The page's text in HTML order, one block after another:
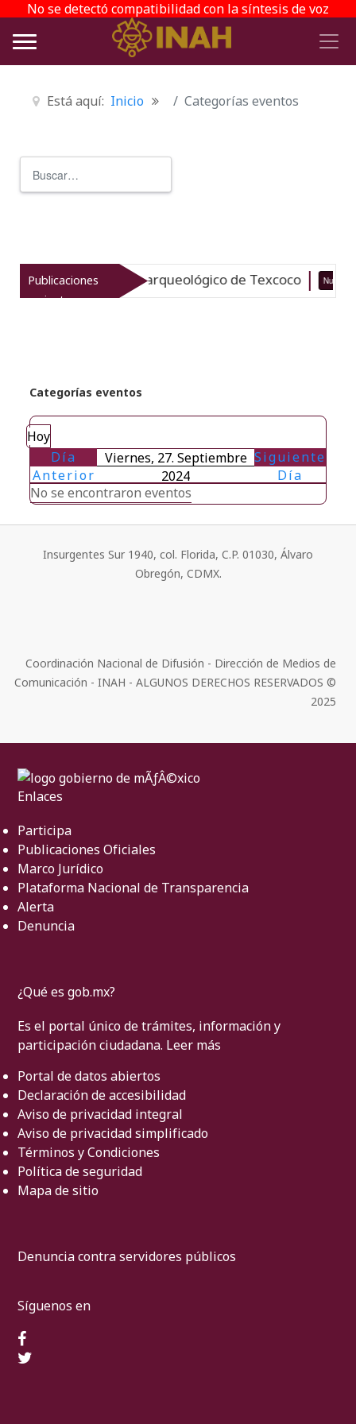
No se detectó compatibilidad con la síntesis de voz
Está aquí: Inicio Categorías eventos
Publicaciones
recientes
el patrimonio arqueológico de Texcoco Nuevo
Categorías eventos
Hoy
Día
Anterior
Viernes, 27. Septiembre
2024
Siguiente
Día
No se encontraron eventos
Insurgentes Sur 1940, col. Florida, C.P. 01030, Álvaro
Obregón, CDMX.
Coordinación Nacional de Difusión - Dirección de Medios de
Comunicación - INAH - ALGUNOS DERECHOS RESERVADOS ©
2025
Enlaces
Participa
Publicaciones Oficiales
Marco Jurídico
Plataforma Nacional de Transparencia
Alerta
Denuncia
¿Qué es gob.mx?
Es el portal único de trámites, información y
participación ciudadana. Leer más
Portal de datos abiertos
Declaración de accesibilidad
Aviso de privacidad integral
Aviso de privacidad simplificado
Términos y Condiciones
Política de seguridad
Mapa de sitio
Denuncia contra servidores públicos
Síguenos en